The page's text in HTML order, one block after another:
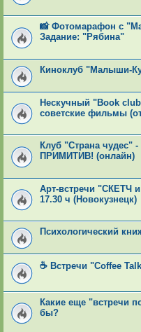
📸 Фотомарафон с
Задание: "Рябина"
Киноклуб "Малыши-
Нескучный "Book
советские фильмы
Клуб "Страна чудес"
ПРИМИТИВ! (онлайн)
Арт-встречи "СКЕТЧ
17.30 ч (Новокузнецк)
Психологический
☕ Встречи "Coffee
Какие еще "встречи
бы?